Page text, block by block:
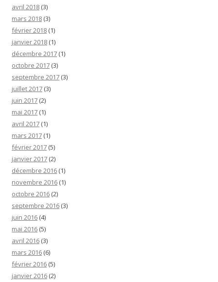
avril 2018 (3)
mars 2018 (3)
février 2018 (1)
janvier 2018 (1)
décembre 2017 (1)
octobre 2017 (3)
septembre 2017 (3)
juillet 2017 (3)
juin 2017 (2)
mai 2017 (1)
avril 2017 (1)
mars 2017 (1)
février 2017 (5)
janvier 2017 (2)
décembre 2016 (1)
novembre 2016 (1)
octobre 2016 (2)
septembre 2016 (3)
juin 2016 (4)
mai 2016 (5)
avril 2016 (3)
mars 2016 (6)
février 2016 (5)
janvier 2016 (2)